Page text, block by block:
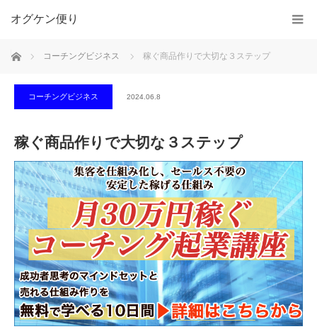
オグケン便り
ホーム コーチングビジネス 稼ぐ商品作りで大切な３ステップ
コーチングビジネス 2024.06.8
稼ぐ商品作りで大切な３ステップ